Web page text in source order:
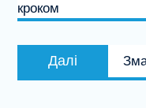
кроком
Далі